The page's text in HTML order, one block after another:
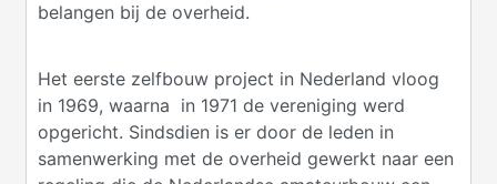
belangen bij de overheid.
Het eerste zelfbouw project in Nederland vloog
in 1969, waarna in 1971 de vereniging werd
opgericht. Sindsdien is er door de leden in
samenwerking met de overheid gewerkt naar een